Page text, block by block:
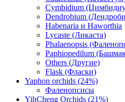
Cymbidium
Dendrobium
Habenaria и Haworthia
Lycaste (Ликаста)
Phalaenopsis
Paphiopedilum
Others (Другие)
Flask (Фласки)
Yaphon orchids (24%)
Фаленопсисы
YihCheng Orchids (21%)